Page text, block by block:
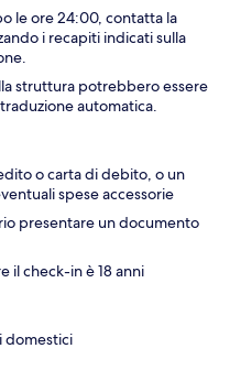
le ore 24:00, contatta la
i recapiti indicati sulla
struttura potrebbero essere
automatica.
o carta di debito, o un
spese accessorie
presentare un documento
il check-in è 18 anni
domestici